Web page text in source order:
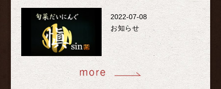
2022-07-08
お知らせ